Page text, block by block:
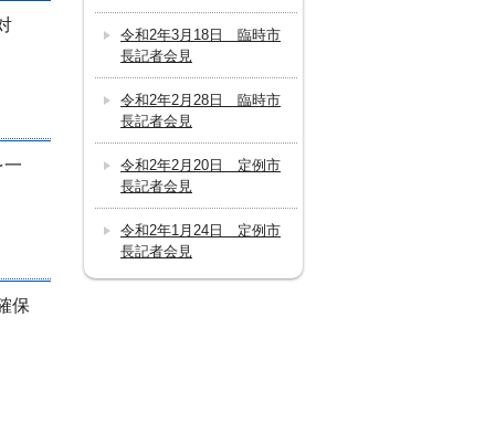
一
保
令和2年3月18日 臨時市
長記者会見
令和2年2月28日 臨時市
長記者会見
令和2年2月20日 定例市
長記者会見
令和2年1月24日 定例市
長記者会見